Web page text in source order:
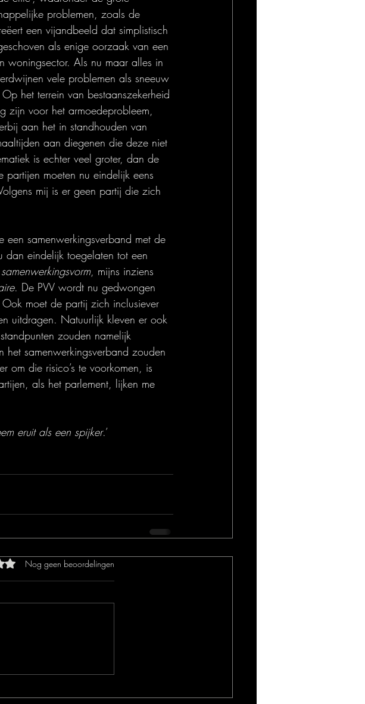
problemen, zoals de
een vijandbeeld dat simplistisch
als enige oorzaak van een
woningsector. Als nu maar alles in
vele problemen als sneeuw
het terrein van bestaanszekerheid
zijn voor het armoedeprobleem,
aan het in standhouden van
aan diegenen die deze niet
is echter veel groter, dan de
partijen moeten nu eindelijk eens
mij is er geen partij die zich
samenwerkingsverband met de
eindelijk toegelaten tot een
, mijns inziens
. De PVV wordt nu gedwongen
moet de partij zich inclusiever
uitdragen. Natuurlijk kleven er ook
zouden namelijk
samenwerkingsverband zouden
om die risico’s te voorkomen, is
als het parlement, lijken me
eruit als een spijker.’
met 0 uit 5 sterren.
Nog geen beoordelingen